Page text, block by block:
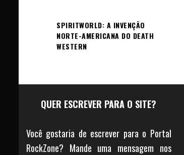
SPIRITWORLD: A INVENÇÃO
NORTE-AMERICANA DO DEATH
WESTERN
QUER ESCREVER PARA O SITE?
Você gostaria de escrever para o Portal
RockZone? Mande uma mensagem nos